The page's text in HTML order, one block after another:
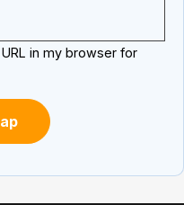
in my browser for